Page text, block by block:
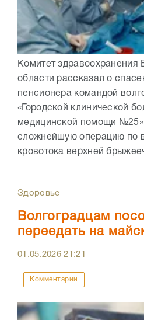
Комитет здравоохранения
области рассказал о
пенсионера командой
«Городской клинической
медицинской помощи
сложнейшую операцию по
кровотока верхней
Здоровье
Волгоградцам
переедать на
01.05.202621:21
Комментарии